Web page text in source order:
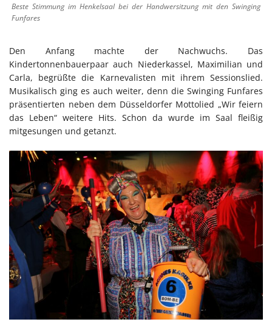
Beste Stimmung im Henkelsaal bei der Handwersitzung mit den Swinging
Funfares
Den Anfang machte der Nachwuchs. Das
Kindertonnenbauerpaar auch Niederkassel, Maximilian und
Carla, begrüßte die Karnevalisten mit ihrem Sessionslied.
Musikalisch ging es auch weiter, denn die Swinging Funfares
präsentierten neben dem Düsseldorfer Mottolied „Wir feiern
das Leben“ weitere Hits. Schon da wurde im Saal fleißig
mitgesungen und getanzt.